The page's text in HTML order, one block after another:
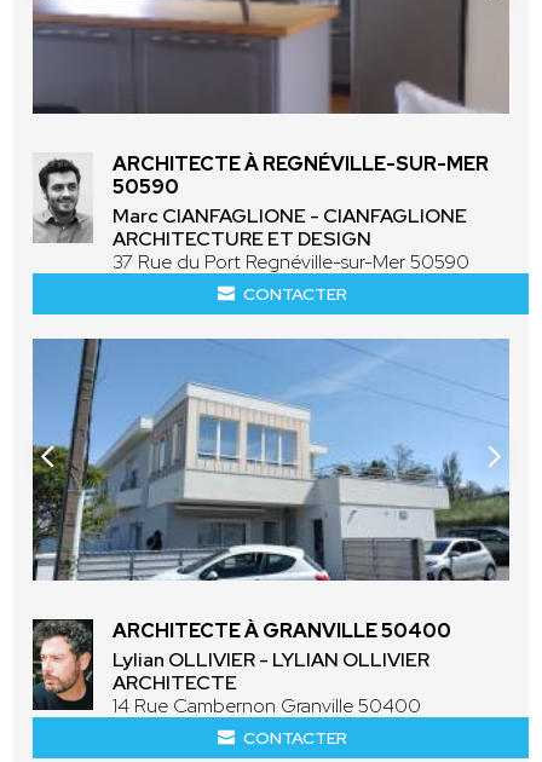
ARCHITECTE À REGNÉVILLE-SUR-MER
50590
Marc CIANFAGLIONE - CIANFAGLIONE
ARCHITECTURE ET DESIGN
37 Rue du Port Regnéville-sur-Mer 50590
CONTACTER
ARCHITECTE À GRANVILLE 50400
Lylian OLLIVIER - LYLIAN OLLIVIER
ARCHITECTE
14 Rue Cambernon Granville 50400
CONTACTER